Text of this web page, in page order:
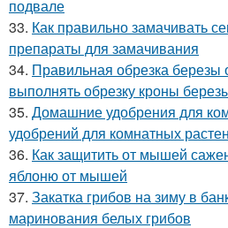
подвале
33. Как правильно замачивать
препараты для замачивания
34. Правильная обрезка березы
выполнять обрезку кроны
35. Домашние удобрения для
удобрений для комнатных
36. Как защитить от мышей
яблоню от мышей
37. Закатка грибов на зиму в
маринования белых грибов